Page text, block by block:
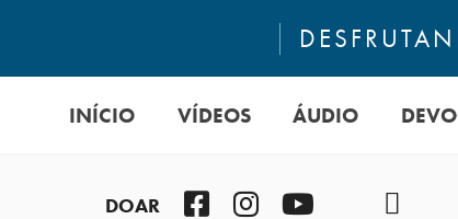
INÍCIO VÍDEOS ÁUDIO
DOAR FacebookInstagram